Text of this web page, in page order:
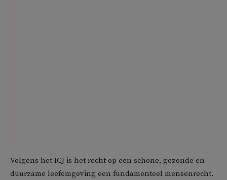
Volgens het ICJ is het recht op een schone, gezonde en
duurzame leefomgeving een fundamenteel mensenrecht.